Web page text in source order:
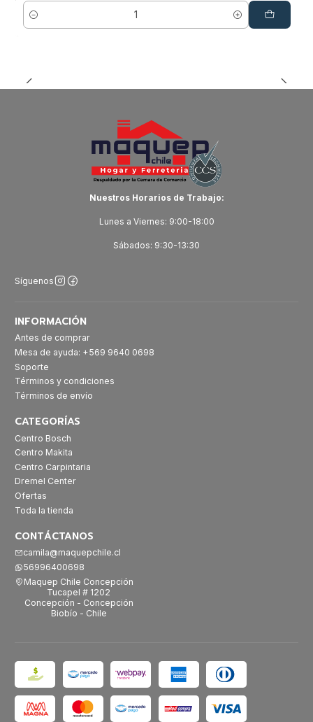
Cantidad
Nuestros Horarios de Trabajo:
Lunes a Viernes: 9:00-18:00
Sábados: 9:30-13:30
Síguenos
INFORMACIÓN
Antes de comprar
Mesa de ayuda: +569 9640 0698
Soporte
Términos y condiciones
Términos de envío
CATEGORÍAS
Centro Bosch
Centro Makita
Centro Carpintaria
Dremel Center
Ofertas
Toda la tienda
CONTÁCTANOS
camila@maquepchile.cl
56996400698
Maquep Chile Concepción
Tucapel # 1202
Concepción - Concepción
Biobío - Chile